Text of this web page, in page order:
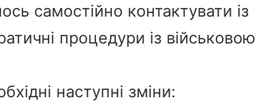
самостійно контактувати із
процедури із військовою
наступні зміни: